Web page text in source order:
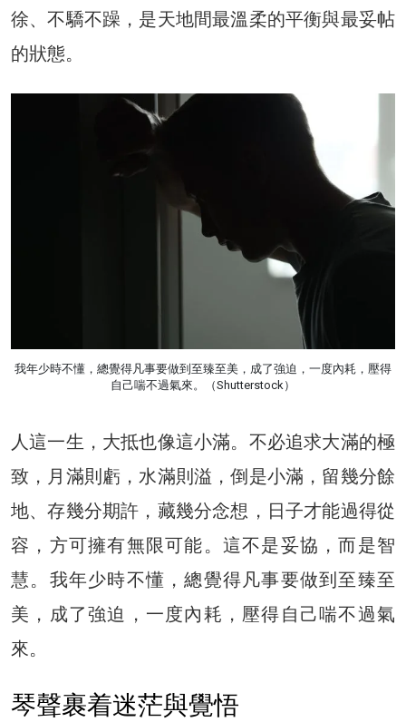
徐、不驕不躁，是天地間最溫柔的平衡與最妥帖
的狀態。
我年少時不懂，總覺得凡事要做到至臻至美，成了強迫，一度內耗，壓得
自己喘不過氣來。（Shutterstock）
人這一生，大抵也像這小滿。不必追求大滿的極
致，月滿則虧，水滿則溢，倒是小滿，留幾分餘
地、存幾分期許，藏幾分念想，日子才能過得從
容，方可擁有無限可能。這不是妥協，而是智
慧。我年少時不懂，總覺得凡事要做到至臻至
美，成了強迫，一度內耗，壓得自己喘不過氣
來。
琴聲裹着迷茫與覺悟